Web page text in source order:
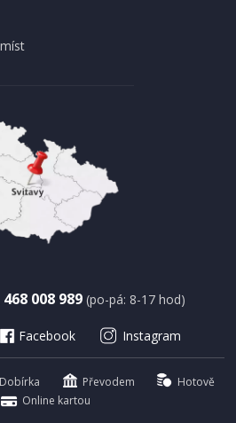
Přidat do košíku
- zlatá, pracovní deska -
468 008 989 (po-pá: 8-17 hod)
Facebook Instagram
Dobírka Převodem
Hotově
Online kartou